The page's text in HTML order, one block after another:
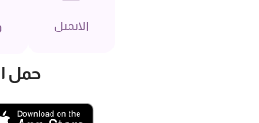
الايميل
حمل